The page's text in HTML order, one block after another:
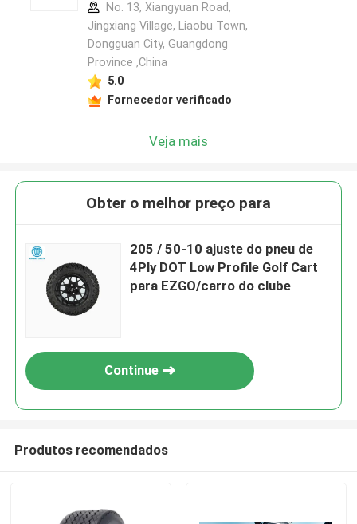
No. 13, Xiangyuan Road,
Jingxiang Village, Liaobu Town,
Dongguan City, Guangdong
Province ,China
5.0
Fornecedor verificado
Veja mais
Obter o melhor preço para
205 / 50-10 ajuste do pneu de
4Ply DOT Low Profile Golf Cart
para EZGO/carro do clube
Continue
Produtos recomendados